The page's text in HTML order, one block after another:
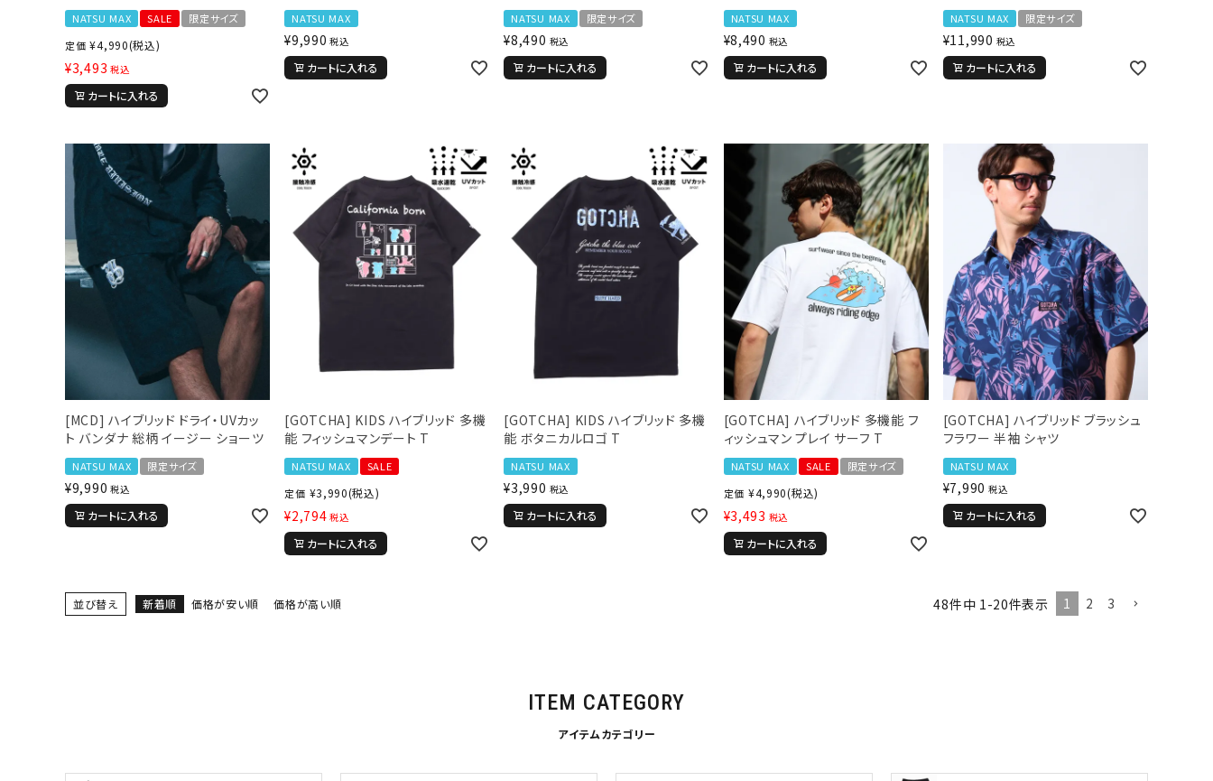
キーワードから探す
円 ～
並び順
カテゴリ
サイズ
S
L XXL
XXXL
32inc 36inc
KIDS
NATSU MAX SALE
限定サイズ
定価 ¥4,990(税込)
¥3,493 税込
カートに入れる
NATSU MAX
¥9,990 税込
カートに入れる
NATSU MAX 限定サイズ
¥8,490 税込
カートに入れる
NATSU MAX
¥8,490 税込
カートに入れる
NATSU MAX 限定サイズ
¥11,990 税込
カートに入れる
[MCD] ハイブリッド ドライ・UVカッ
ト バンダナ 総柄 イージー ショーツ
NATSU MAX 限定サイズ
¥9,990 税込
カートに入れる
[GOTCHA] KIDS ハイブリッド 多機
能 フィッシュマンデート T
NATSU MAX
SALE
定価 ¥3,990(税込)
¥2,794 税込
カートに入れる
[GOTCHA] KIDS ハイブリッド 多機
能 ボタニカルロゴ T
NATSU MAX
¥3,990 税込
カートに入れる
[GOTCHA] ハイブリッド 多機能 フ
ィッシュマン プレイ サーフ T
NATSU MAX SALE
限定サイズ
定価 ¥4,990(税込)
¥3,493 税込
カートに入れる
[GOTCHA] ハイブリッド ブラッシュ
フラワー 半袖 シャツ
NATSU MAX
¥7,990 税込
カートに入れる
並び替え 新着順 価格が安い順 価格が高い順 48件中 1 -20件表示 1 2 3
ITEM CATEGORY
アイテムカテゴリー